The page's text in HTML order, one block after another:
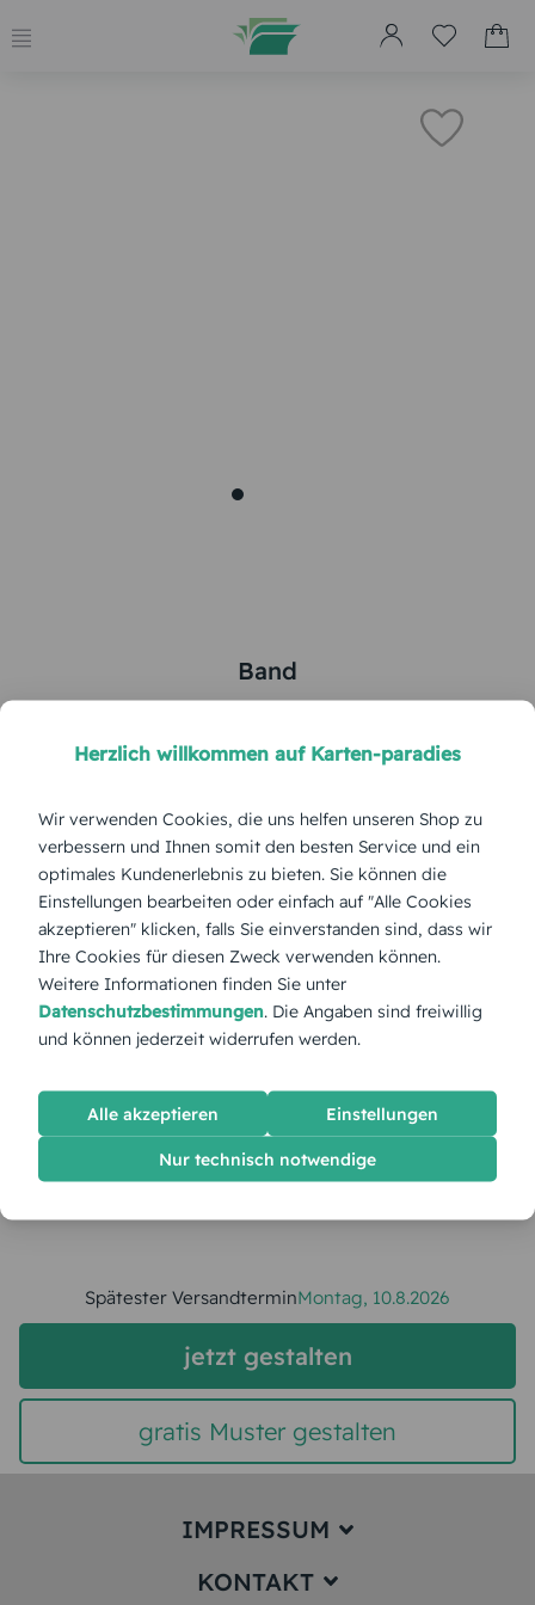
Band
Gesamte Serie anzeigen
Farbe:
Format: Klappkarte 145x145 mm
Papierart: Bilderdruck
Menge:
Stückpreis: 2,60 €
Spätester VersandterminMontag, 10.8.2026
jetzt gestalten
gratis Muster gestalten
IMPRESSUM
Impressum
KONTAKT
Herzlich willkommen auf Karten-paradies
Wir verwenden Cookies, die uns helfen unseren Shop zu
verbessern und Ihnen somit den besten Service und ein
optimales Kundenerlebnis zu bieten. Sie können die
Einstellungen bearbeiten oder einfach auf "Alle Cookies
akzeptieren" klicken, falls Sie einverstanden sind, dass wir
Ihre Cookies für diesen Zweck verwenden können.
Weitere Informationen finden Sie unter
Datenschutzbestimmungen. Die Angaben sind freiwillig
und können jederzeit widerrufen werden.
Alle akzeptieren Einstellungen
Nur technisch notwendige